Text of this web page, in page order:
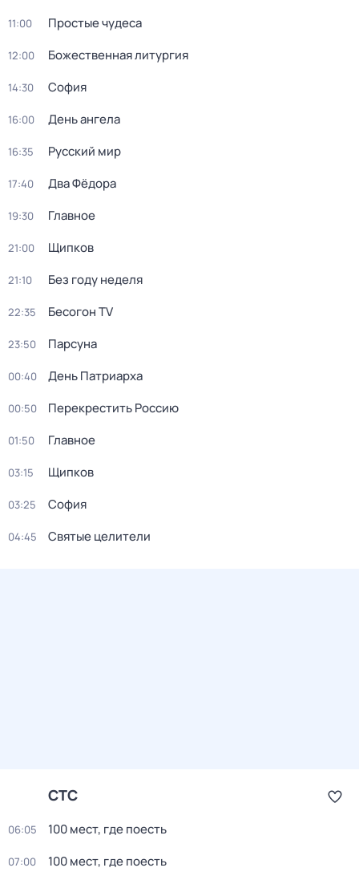
11:00 Простые чудеса
12:00 Божeственная литуpгия
14:30 София
16:00 День ангела
16:35 Русский мир
17:40 Два Фёдора
19:30 Главное
21:00 Щипков
21:10 Без году неделя
22:35 Бесогон TV
23:50 Парсуна
00:40 День Патриарха
00:50 Перекреcтить Росcию
01:50 Главное
03:15 Щипков
03:25 София
04:45 Святые целители
СТС
06:05 100 мест, где поесть
07:00 100 мест, где поесть